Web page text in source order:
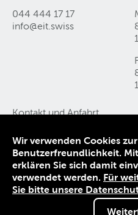
044 444 17 17
info@eit swiss
Kontakt und Anfahrt
Impressum
AGB
© 1906-2026 EIT.swiss
Wir verwenden Cookies
Benutzerfreundlichkeit.
erklären Sie sich damit
verwendet werden. Für
Sie bitte unsere